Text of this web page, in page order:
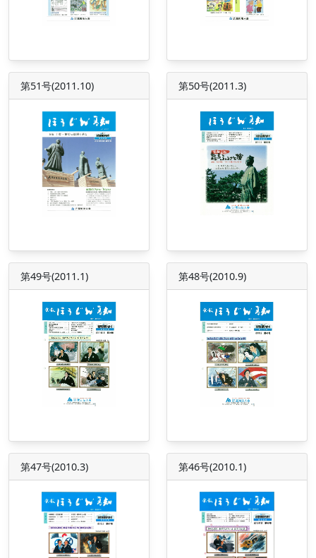
第51号(2011.10) 第50号(2011.3)
第49号(2011.1) 第48号(2010.9)
第47号(2010.3) 第46号(2010.1)